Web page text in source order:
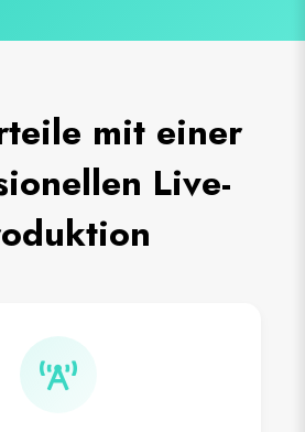
mit einer
Live-